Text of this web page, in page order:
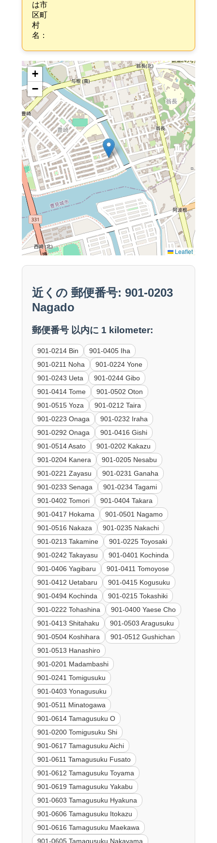
は市
区町
村
名：
+
−
Leaflet
近くの 郵便番号: 901-0203
Nagado
郵便番号 以内に 1 kilometer:
901-0214 Bin
901-0405 Iha
901-0211 Noha
901-0224 Yone
901-0243 Ueta
901-0244 Gibo
901-0414 Tome
901-0502 Oton
901-0515 Yoza
901-0212 Taira
901-0223 Onaga
901-0232 Iraha
901-0292 Onaga
901-0416 Gishi
901-0514 Asato
901-0202 Kakazu
901-0204 Kanera
901-0205 Nesabu
901-0221 Zayasu
901-0231 Ganaha
901-0233 Senaga
901-0234 Tagami
901-0402 Tomori
901-0404 Takara
901-0417 Hokama
901-0501 Nagamo
901-0516 Nakaza
901-0235 Nakachi
901-0213 Takamine
901-0225 Toyosaki
901-0242 Takayasu
901-0401 Kochinda
901-0406 Yagibaru
901-0411 Tomoyose
901-0412 Uetabaru
901-0415 Kogusuku
901-0494 Kochinda
901-0215 Tokashiki
901-0222 Tohashina
901-0400 Yaese Cho
901-0413 Shitahaku
901-0503 Aragusuku
901-0504 Koshihara
901-0512 Gushichan
901-0513 Hanashiro
901-0201 Madambashi
901-0241 Tomigusuku
901-0403 Yonagusuku
901-0511 Minatogawa
901-0614 Tamagusuku O
901-0200 Tomigusuku Shi
901-0617 Tamagusuku Aichi
901-0611 Tamagusuku Fusato
901-0612 Tamagusuku Toyama
901-0619 Tamagusuku Yakabu
901-0603 Tamagusuku Hyakuna
901-0606 Tamagusuku Itokazu
901-0616 Tamagusuku Maekawa
901-0605 Tamagusuku Nakayama